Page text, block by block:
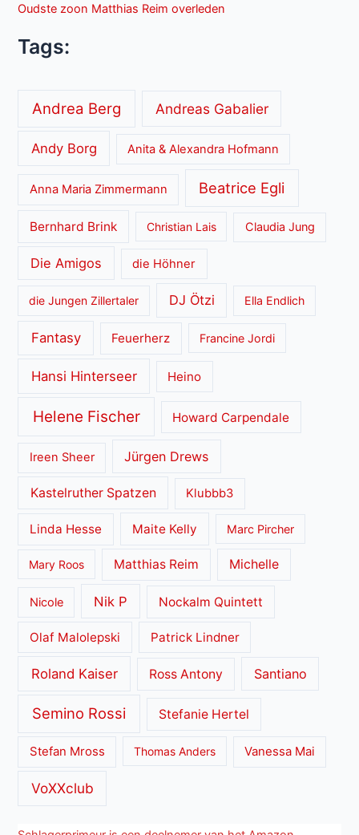
Oudste zoon Matthias Reim overleden
Tags:
Andrea Berg Andreas Gabalier
Andy Borg Anita & Alexandra Hofmann
Anna Maria Zimmermann Beatrice Egli
Bernhard Brink Christian Lais Claudia Jung
Die Amigos die Höhner
die Jungen Zillertaler DJ Ötzi Ella Endlich
Fantasy Feuerherz Francine Jordi
Hansi Hinterseer Heino
Helene Fischer Howard Carpendale
Ireen Sheer Jürgen Drews
Kastelruther Spatzen Klubbb3
Linda Hesse Maite Kelly Marc Pircher
Mary Roos Matthias Reim Michelle
Nicole Nik P Nockalm Quintett
Olaf Malolepski Patrick Lindner
Roland Kaiser Ross Antony Santiano
Semino Rossi Stefanie Hertel
Stefan Mross Thomas Anders Vanessa Mai
VoXXclub